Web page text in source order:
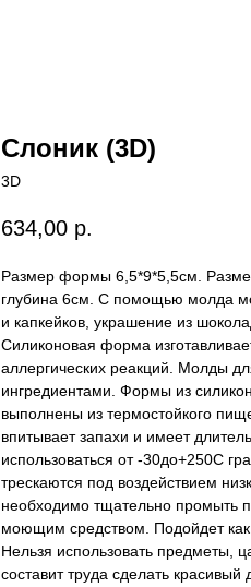
Слоник (3D)
3D
634,00 р.
Размер формы 6,5*9*5,5см.
глубина 6см. С помощью молда
и капкейков, украшение из
Силиконовая форма
аллергических реакций. Молды
ингредиентами. Формы из
выполнены из термостойкого
впитывает запахи и имеет
использоваться от -30до+250С
трескаются под воздействием
необходимо тщательно промыть
моющим средством. Подойдет
Нельзя использовать предметы,
составит труда сделать